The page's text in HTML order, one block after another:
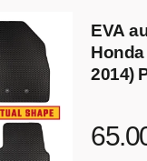
EVA
Honda
2014)